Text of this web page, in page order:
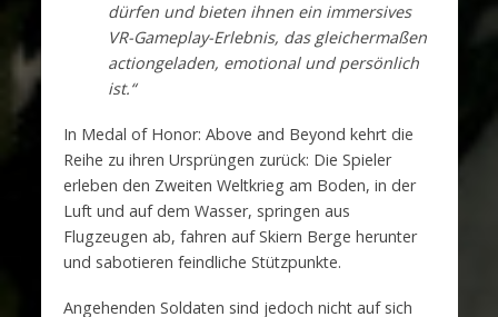
dürfen und bieten ihnen ein immersives
VR-Gameplay-Erlebnis, das gleichermaßen
actiongeladen, emotional und persönlich
ist.“
In Medal of Honor: Above and Beyond kehrt die
Reihe zu ihren Ursprüngen zurück: Die Spieler
erleben den Zweiten Weltkrieg am Boden, in der
Luft und auf dem Wasser, springen aus
Flugzeugen ab, fahren auf Skiern Berge herunter
und sabotieren feindliche Stützpunkte.
Angehenden Soldaten sind jedoch nicht auf sich